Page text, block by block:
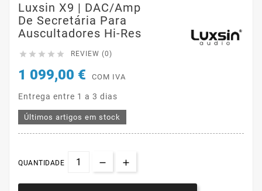
Luxsin X9 | DAC/Amp
De Secretária Para
Auscultadores Hi-Res
     REVIEW (0)
1 099,00 € COM IVA
Entrega entre 1 a 3 dias
Últimos artigos em stock
QUANTIDADE